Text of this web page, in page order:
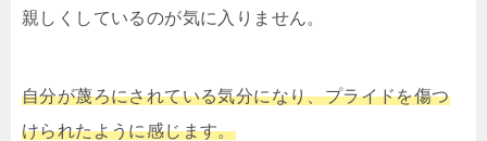
親しくしているのが気に入りません。
自分が蔑ろにされている気分になり、プライドを傷つ
けられたように感じます。